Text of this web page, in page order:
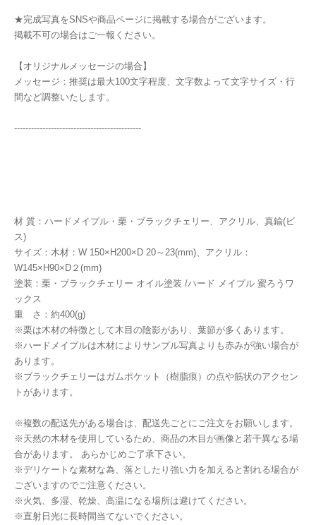
★完成写真をSNSや商品ページに掲載する場合がございます。
掲載不可の場合はご一報ください。
【オリジナルメッセージの場合】
メッセージ：推奨は最大100文字程度、文字数よって文字サイズ・行
間など調整いたします。
---------------------------------------------
材 質：ハードメイプル・栗・ブラックチェリー、アクリル、真鍮(ビ
ス)
サイズ：木材：W 150×H200×D 20～23(mm)、アクリル：
W145×H90×D２(mm)
塗装：栗・ブラックチェリー オイル塗装 /ハード メイプル 蜜ろうワ
ックス
重 さ：約400(g)
※栗は木材の特徴として木目の陰影があり、葉節が多くあります。
※ハードメイプルは木材によりサンプル写真よりも赤みが強い場合が
あります。
※ブラックチェリーはガムポケット（樹脂痕）の点や筋状のアクセン
トがあります。
※複数の配送先がある場合は、配送先ごとにご注文をお願いします。
※天然の木材を使用しているため、商品の木目が画像と若干異なる場
合があります。 あらかじめご了承下さい。
※デリケートな素材な為、落としたり強い力を加えると割れる場合が
ございますのでご注意ください。
※火気、多湿、乾燥、高温になる場所は避けてください。
※直射日光に長時間当てないでください。